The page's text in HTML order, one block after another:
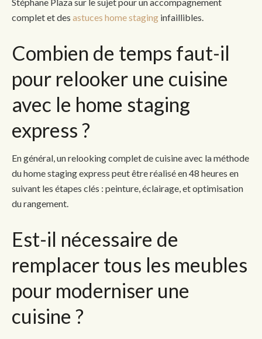
complet et des astuces home staging infaillibles.
Combien de temps faut-il
pour relooker une cuisine
avec le home staging
express ?
En général, un relooking complet de cuisine avec la méthode
du home staging express peut être réalisé en 48 heures en
suivant les étapes clés : peinture, éclairage, et optimisation
du rangement.
Est-il nécessaire de
remplacer tous les meubles
pour moderniser une
cuisine ?